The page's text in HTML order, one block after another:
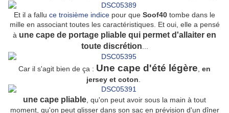
Et il a fallu ce troisième indice pour que Soof40 tombe dans le
mille en associant toutes les caractéristiques. Et oui, elle a pensé
à une cape de portage pliable qui permet d'allaiter en
toute discrétion
Car il s'agit bien de ça : Une cape d'été légère en
jersey et coton
une cape pliable , qu'on peut avoir sous la main à tout
moment, qu'on peut glisser dans son sac en prévision d'un dîner